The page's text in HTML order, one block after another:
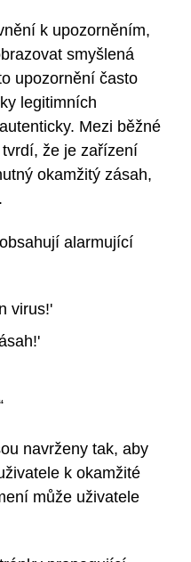
k upozorněním,
smyšlená
upozornění často
legitimních
Mezi běžné
že je zařízení
okamžitý zásah,
alarmující
virus!'
navrženy tak, aby
k okamžité
může uživatele